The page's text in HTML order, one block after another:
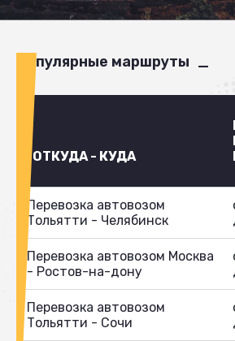
Популярные маршруты
ОТКУДА - КУДА
Перевозка автовозом
Тольятти - Челябинск
Перевозка автовозом Москва
- Ростов-на-дону
Перевозка автовозом
Тольятти - Сочи